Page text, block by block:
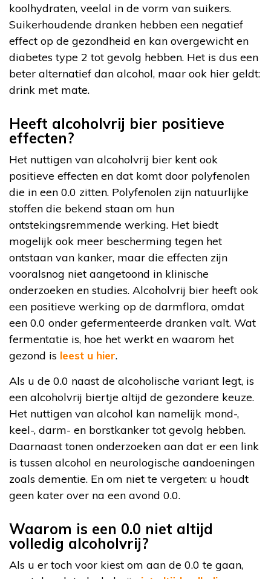
koolhydraten, veelal in de vorm van suikers.
Suikerhoudende dranken hebben een negatief
effect op de gezondheid en kan overgewicht en
diabetes type 2 tot gevolg hebben. Het is dus een
beter alternatief dan alcohol, maar ook hier geldt:
drink met mate.
Heeft alcoholvrij bier positieve
effecten?
Het nuttigen van alcoholvrij bier kent ook
positieve effecten en dat komt door polyfenolen
die in een 0.0 zitten. Polyfenolen zijn natuurlijke
stoffen die bekend staan om hun
ontstekingsremmende werking. Het biedt
mogelijk ook meer bescherming tegen het
ontstaan van kanker, maar die effecten zijn
vooralsnog niet aangetoond in klinische
onderzoeken en studies. Alcoholvrij bier heeft ook
een positieve werking op de darmflora, omdat
een 0.0 onder gefermenteerde dranken valt. Wat
fermentatie is, hoe het werkt en waarom het
gezond is leest u hier.
Als u de 0.0 naast de alcoholische variant legt, is
een alcoholvrij biertje altijd de gezondere keuze.
Het nuttigen van alcohol kan namelijk mond-,
keel-, darm- en borstkanker tot gevolg hebben.
Daarnaast tonen onderzoeken aan dat er een link
is tussen alcohol en neurologische aandoeningen
zoals dementie. En om niet te vergeten: u houdt
geen kater over na een avond 0.0.
Waarom is een 0.0 niet altijd
volledig alcoholvrij?
Als u er toch voor kiest om aan de 0.0 te gaan,